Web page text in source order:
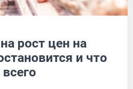
рост цен на
и что